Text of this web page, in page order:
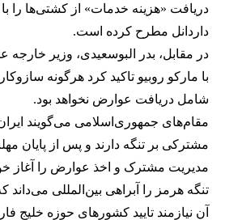
دریافت «هزینه خدمات» از کشتی‌ها را با
داردانل مطرح کرده است.
در مقابل، بدر البوسعیدی، وزیر خارجه
با مارکو روبیو تاکید کرد هرگونه
شامل دریافت عوارض نخواهد بود.
مقام‌های جمهوری‌اسلامی می‌گویند
مدیریت مشترک و اخذ عوارض را آغاز
تنگه هرمز را آبراهی بین‌المللی می‌داند
آن نیازمند تایید کشورهای حوزه خلیج